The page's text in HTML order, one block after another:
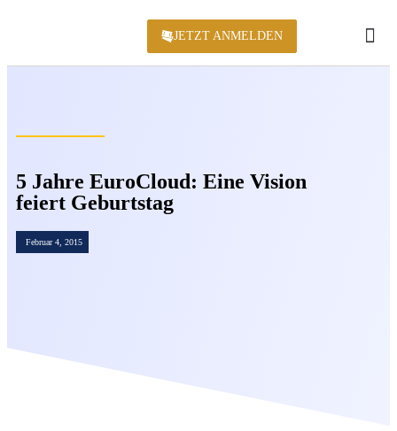
JETZT ANMELDEN
5 Jahre EuroCloud: Eine Vision
feiert Geburtstag
Februar 4, 2015